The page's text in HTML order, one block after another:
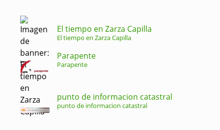
El tiempo en Zarza Capilla
El tiempo en Zarza Capilla
Parapente
Parapente
punto de informacion catastral
punto de informacion catastral